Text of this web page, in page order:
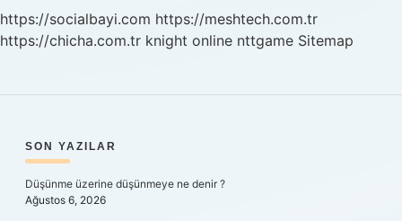
https://socialbayi.com https://meshtech.com.tr
https://chicha.com.tr knight online nttgame Sitemap
SIDEBAR
SON YAZILAR
Düşünme üzerine düşünmeye ne denir ?
Ağustos 6, 2026